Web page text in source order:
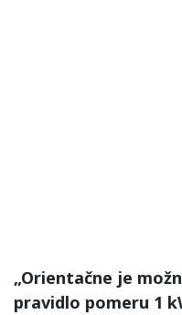
„Orientačne je
pravidlo pomeru 1